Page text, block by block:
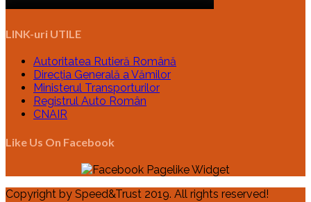
LINK-uri UTILE
Autoritatea Rutieră Română
Direcția Generală a Vămilor
Ministerul Transporturilor
Registrul Auto Român
CNAIR
Like Us On Facebook
Copyright by Speed&Trust 2019. All rights reserved!